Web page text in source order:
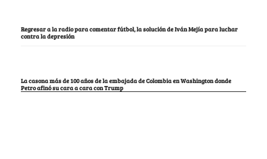
Regresar a la radio para comentar fútbol, la solución de Iván Mejía para luchar
contra la depresión
La casona más de 100 años de la embajada de Colombia en Washington donde
Petro afinó su cara a cara con Trump